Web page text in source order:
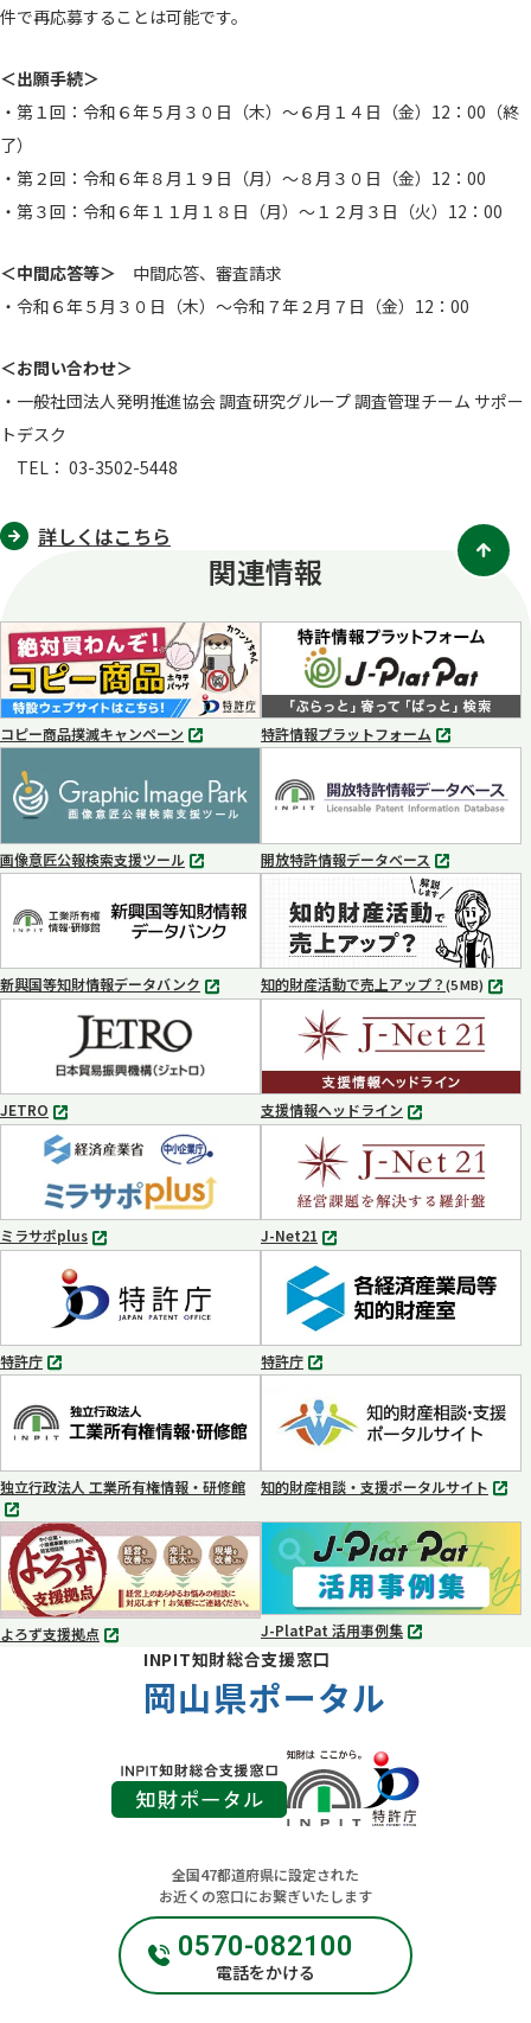
件で再応募することは可能です。
＜出願手続＞
・第１回：令和６年５月３０日（木）～６月１４日（金）12：00（終
了）
・第２回：令和６年８月１９日（月）～８月３０日（金）12：00
・第３回：令和６年１１月１８日（月）～１２月３日（火）12：00
＜中間応答等＞ 中間応答、審査請求
・令和６年５月３０日（木）～令和７年２月７日（金）12：00
＜お問い合わせ＞
・一般社団法人発明推進協会 調査研究グループ 調査管理チーム サポー
トデスク
TEL： 03-3502-5448
詳しくはこちら
関連情報
コピー商品撲滅キャンペーン
別
で
開
く
特許情報プラットフォーム
別
ブ
で
く
画像意匠公報検索支援ツール
別
ブ
で
く
開放特許情報データベース
別
タ
ブ
で
開
く
新興国等知財情報データバンク
別
開
く
知的財産活動で売上アップ？(5 MB) MP4
JETRO
別
タ
ブ
で
開
く
支援情報ヘッドライン
別
タ
ブ
で
開
く
ミラサポplus
別
ブ
で
開
く
J-Net21
別
タ
ブ
で
開
く
特許庁
別
ブ
で
く
特許庁
別
ブ
で
開
く
独立行政法人 工業所有権情報・研修館
別
タ
ブ
で
知的財産相談・支援ポータルサイト
別
タ
開
く
よろず支援拠点
別
J-PlatPat 活用事例集
別
INPIT知財総合支援窓口
岡山県ポータル
全国47都道府県に設定された
お近くの窓口にお繋ぎいたします
0570-082100
電話をかける